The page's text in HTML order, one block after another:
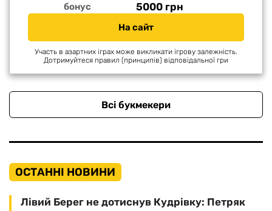
бонус 5000 грн
На сайт
Участь в азартних іграх може викликати ігрову залежність.
Дотримуйтеся правил (принципів) відповідальної гри
Всі букмекери
ОСТАННІ НОВИНИ
Лівий Берег не дотиснув Кудрівку: Петряк